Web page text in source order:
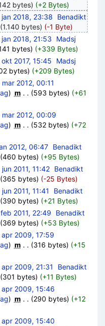
bytes) (+2 Bytes)
jan 2018, 23:38
Benadikt
(1.140 bytes) (-1 Byte)
jan 2018, 21:53
Madsj
bytes) (+339 Bytes)
okt 2017, 15:45
Madsj
bytes) (+209 Bytes)
mar 2012, 00:11
) m . . (593 bytes) (+61
mar 2012, 00:09
) m . . (532 bytes) (+72
2012, 06:47‎ Benadikt
(460 bytes) (+95 Bytes)
jun 2011, 11:42‎ Benadikt
(365 bytes) (-25 Bytes)
2011, 11:41
Benadikt
(390 bytes) (+21 Bytes)
feb 2011, 22:49
Benadikt
(369 bytes) (+53 Bytes)
apr 2009, 17:59
) m . . (316 bytes) (+15
apr 2009, 21:31
Benadikt
(301 bytes) (+11 Bytes)
apr 2009, 15:46
) m . . (290 bytes) (+12
apr 2009, 15:40